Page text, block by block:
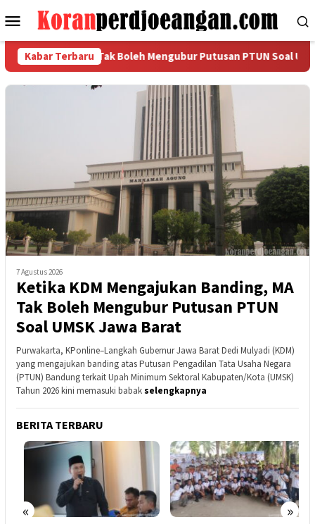
ke
Menu
Mobile
Kabar Terbaru
MA Tak Boleh Mengubur Putusan PTUN Soal UMSK Jawa
7 Agustus 2026
Ketika KDM Mengajukan Banding, MA
Tak Boleh Mengubur Putusan PTUN
Soal UMSK Jawa Barat
Purwakarta, KPonline–Langkah Gubernur Jawa Barat Dedi Mulyadi (KDM)
yang mengajukan banding atas Putusan Pengadilan Tata Usaha Negara
(PTUN) Bandung terkait Upah Minimum Sektoral Kabupaten/Kota (UMSK)
Tahun 2026 kini memasuki babakselengkapnya
BERITA TERBARU
« »